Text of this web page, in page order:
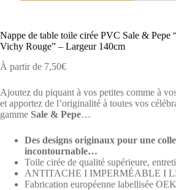
Nappe de table toile cirée PVC Sale & Pepe
Vichy Rouge” – Largeur 140cm
À partir de 7,50€
Ajoutez du piquant à vos petites comme à
et apportez de l’originalité à toutes vos
gamme Sale & Pepe…
Des designs originaux pour une
incontournable…
Toile cirée de qualité supérieure,
ANTITACHE I IMPERMÉABLE I
Fabrication européenne labellisée